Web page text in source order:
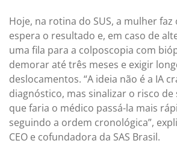
Hoje, na rotina do SUS, a mulher
espera o resultado e, em caso de
uma fila para a colposcopia com
demorar até três meses e exigir
deslocamentos. “A ideia não é a IA
diagnóstico, mas sinalizar o risco de
que faria o médico passá-la mais
seguindo a ordem cronológica”,
CEO e cofundadora da SAS Brasil.